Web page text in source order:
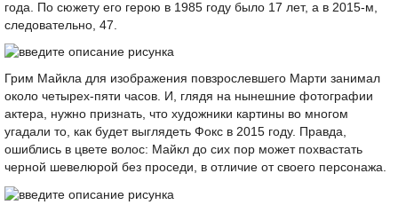
года. По сюжету его герою в 1985 году было 17 лет, а в 2015-м,
следовательно, 47.
Грим Майкла для изображения повзрослевшего Марти занимал
около четырех-пяти часов. И, глядя на нынешние фотографии
актера, нужно признать, что художники картины во многом
угадали то, как будет выглядеть Фокс в 2015 году. Правда,
ошиблись в цвете волос: Майкл до сих пор может похвастать
черной шевелюрой без проседи, в отличие от своего персонажа.